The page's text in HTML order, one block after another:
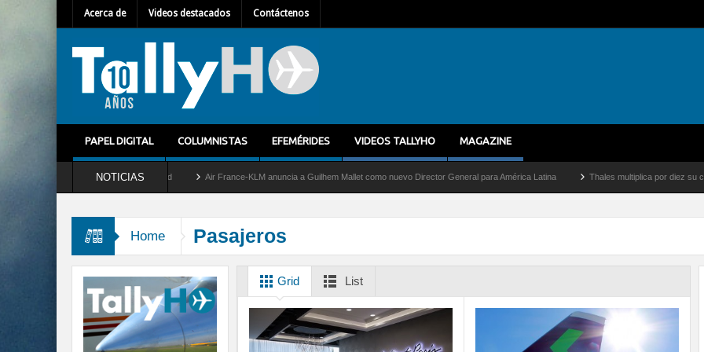
Acerca de Videos destacados Contáctenos
PAPEL DIGITAL COLUMNISTAS EFEMÉRIDES VIDEOS TALLYHO MAGAZINE
NOTICIAS
del servicio al C-2 Greyhound Air France-KLM anuncia a Guilhem Mallet como nuevo Director General para América Latina Thales multiplica por diez su capacidad
Home Pasajeros
Grid List